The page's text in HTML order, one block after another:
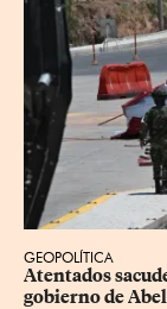
GEOPOLÍTICA
Atentados
gobierno de